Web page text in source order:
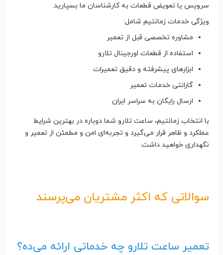
سرویس یا تعویض قطعات به کارشناسان ما بسپارید.
ویژگی خدمات زمانتیم شامل:
مشاوره تخصصی قبل از تعمیر
استفاده از قطعات اورجینال تلارو
ابزارهای پیشرفته و دقیق تعمیرات
گارانتی خدمات تعمیر
ارسال رایگان به سراسر ایران
با انتخاب زمانتیم، ساعت تلارو شما دوباره در بهترین شرایط
عملکرد و ظاهر قرار می‌گیرد و تجربه‌ای امن و مطمئن از تعمیر و
نگهداری خواهید داشت.
سوالاتی که اکثر مشتریان می‌پرسند
تعمیر ساعت تلارو چه خدماتی ارائه می‌ده؟